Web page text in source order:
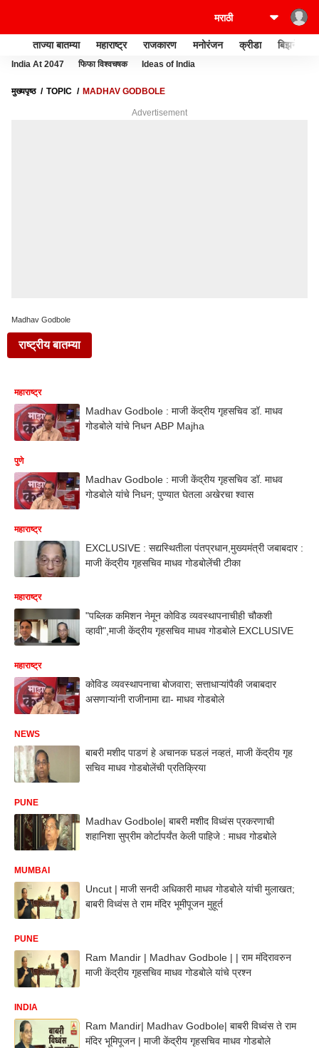
ताज्या बातम्या महाराष्ट्र राजकारण मनोरंजन क्रीडा बिझनेस
India At 2047 फिफा विश्वचषक Ideas of India
मुख्यपृष्ठ TOPIC MADHAV GODBOLE
Advertisement
Madhav Godbole
राष्ट्रीय बातम्या
महाराष्ट्र
Madhav Godbole : माजी केंद्रीय गृहसचिव डॉ. माधव
गोडबोले यांचे निधन ABP Majha
पुणे
Madhav Godbole : माजी केंद्रीय गृहसचिव डॉ. माधव
गोडबोले यांचे निधन; पुण्यात घेतला अखेरचा श्वास
महाराष्ट्र
EXCLUSIVE : सद्यस्थितीला पंतप्रधान,मुख्यमंत्री जबाबदार :
माजी केंद्रीय गृहसचिव माधव गोडबोलेंची टीका
महाराष्ट्र
"पब्लिक कमिशन नेमून कोविड व्यवस्थापनाचीही चौकशी
व्हावी",माजी केंद्रीय गृहसचिव माधव गोडबोले EXCLUSIVE
महाराष्ट्र
कोविड व्यवस्थापनाचा बोजवारा; सत्ताधाऱ्यांपैकी जबाबदार
असणाऱ्यांनी राजीनामा द्या- माधव गोडबोले
NEWS
बाबरी मशीद पाडणं हे अचानक घडलं नव्हतं, माजी केंद्रीय गृह
सचिव माधव गोडबोलेंची प्रतिक्रिया
PUNE
Madhav Godbole| बाबरी मशीद विध्वंस प्रकरणाची
शहानिशा सुप्रीम कोर्टापर्यंत केली पाहिजे : माधव गोडबोले
MUMBAI
Uncut | माजी सनदी अधिकारी माधव गोडबोले यांची मुलाखत;
बाबरी विध्वंस ते राम मंदिर भूमीपूजन मुहूर्त
PUNE
Ram Mandir | Madhav Godbole | | राम मंदिरावरुन
माजी केंद्रीय गृहसचिव माधव गोडबोले यांचे प्रश्न
INDIA
Ram Mandir| Madhav Godbole| बाबरी विध्वंस ते राम
मंदिर भूमिपूजन | माजी केंद्रीय गृहसचिव माधव गोडबोले